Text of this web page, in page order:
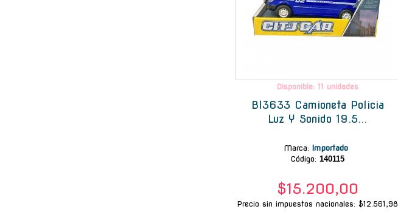
Disponible: 11 unidades
Bl3633 Camioneta Policia
Luz Y Sonido 19.5...
Marca: Importado
Código: 140115
$15.200,00
Precio sin impuestos nacionales: $12.561,98